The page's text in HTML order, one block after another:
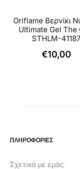
Oriflame Βερνίκι
Ultimate Gel The
STHLM-41187
€10,00
ΠΛΗΡΟΦΟΡΙΕΣ
Σχετικά με εμάς